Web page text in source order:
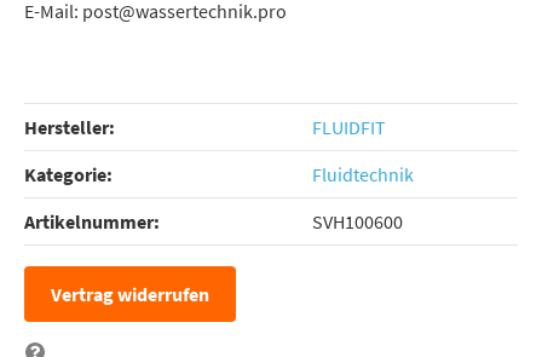
E-Mail: post@wassertechnik.pro
Hersteller:
FLUIDFIT
Kategorie:
Fluidtechnik
Artikelnummer:
SVH100600
Vertrag widerrufen